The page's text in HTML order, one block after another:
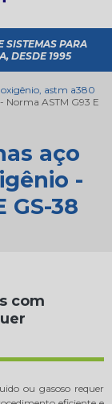
SISTEMAS PARA
DESDE 1995
astm a380
Norma ASTM G93 E
aço
-
GS-38
com
ou gasoso requer